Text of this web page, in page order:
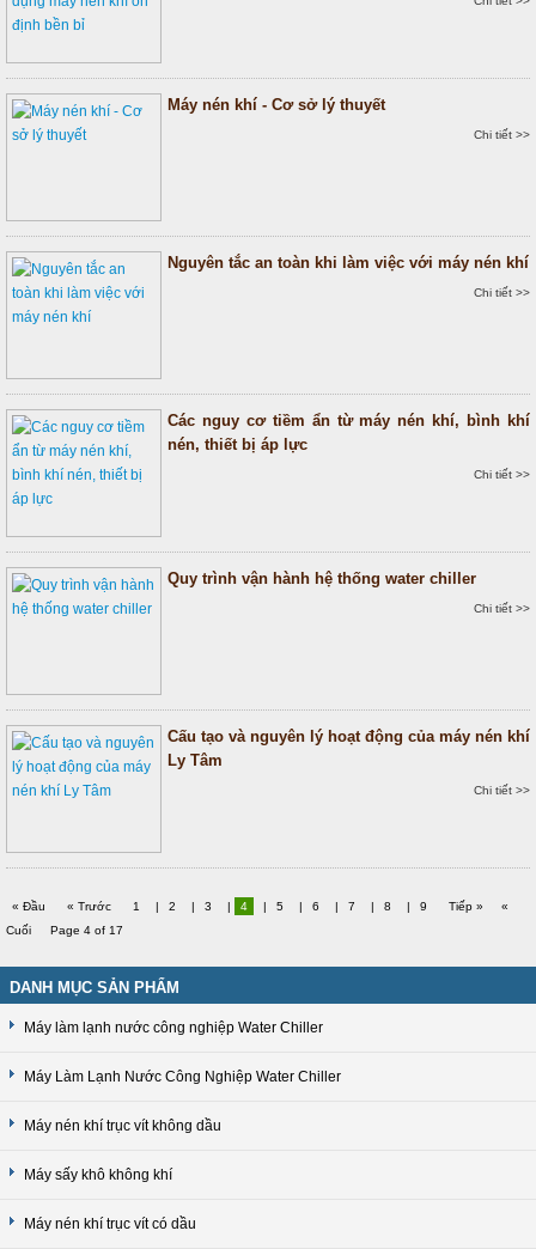
Máy nén khí - Cơ sở lý thuyết
Chi tiết >>
Nguyên tắc an toàn khi làm việc với máy nén khí
Chi tiết >>
Các nguy cơ tiềm ẩn từ máy nén khí, bình khí
nén, thiết bị áp lực
Chi tiết >>
Quy trình vận hành hệ thống water chiller
Chi tiết >>
Cấu tạo và nguyên lý hoạt động của máy nén khí
Ly Tâm
Chi tiết >>
« Đầu « Trước 1 | 2 | 3 | 4 | 5 | 6 | 7 | 8 | 9 Tiếp »
«
Cuối
Page 4 of 17
DANH MỤC SẢN PHẨM
Máy làm lạnh nước công nghiệp Water Chiller
Máy Làm Lạnh Nước Công Nghiệp Water Chiller
Máy nén khí trục vít không dầu
Máy sấy khô không khí
Máy nén khí trục vít có dầu